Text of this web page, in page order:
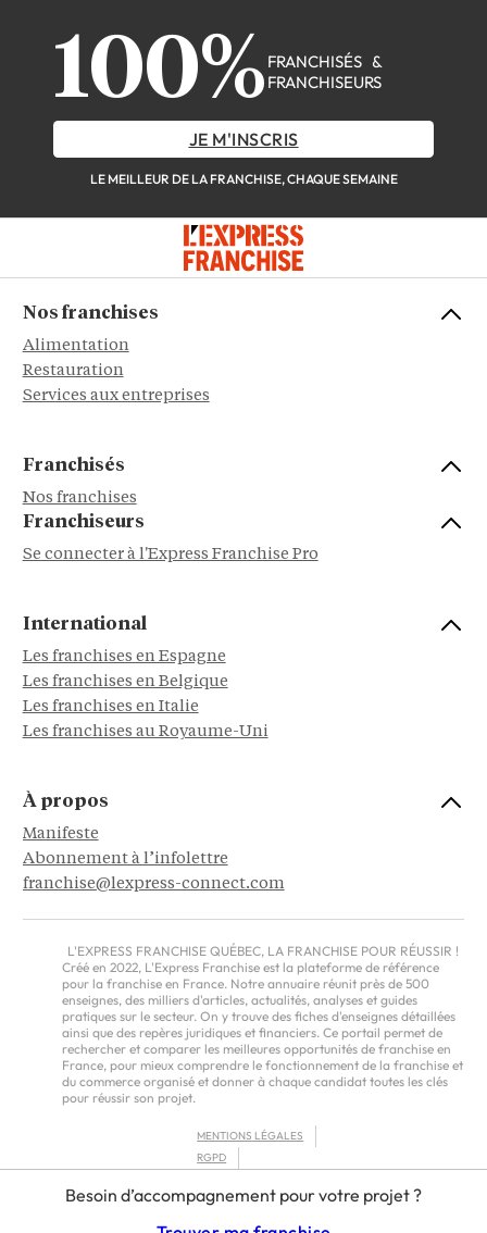
Besoin d’accompagnement pour votre projet ?
100% FRANCHISÉS &
FRANCHISEURS
JE M'INSCRIS
LE MEILLEUR DE LA FRANCHISE, CHAQUE SEMAINE
Nos franchises
Alimentation
Restauration
Services aux entreprises
Franchisés
Nos franchises
Franchiseurs
Se connecter à l'Express Franchise Pro
International
Les franchises en Espagne
Les franchises en Belgique
Les franchises en Italie
Les franchises au Royaume-Uni
À propos
Manifeste
Abonnement à l’infolettre
franchise@lexpress-connect.com
L'EXPRESS FRANCHISE QUÉBEC, LA FRANCHISE POUR RÉUSSIR !
Créé en 2022, L'Express Franchise est la plateforme de référence
pour la franchise en France. Notre annuaire réunit près de 500
enseignes, des milliers d'articles, actualités, analyses et guides
pratiques sur le secteur. On y trouve des fiches d'enseignes détaillées
ainsi que des repères juridiques et financiers. Ce portail permet de
rechercher et comparer les meilleures opportunités de franchise en
France, pour mieux comprendre le fonctionnement de la franchise et
du commerce organisé et donner à chaque candidat toutes les clés
pour réussir son projet.
MENTIONS LÉGALES
RGPD
FRANCHISORS TERMS – AMERICAS